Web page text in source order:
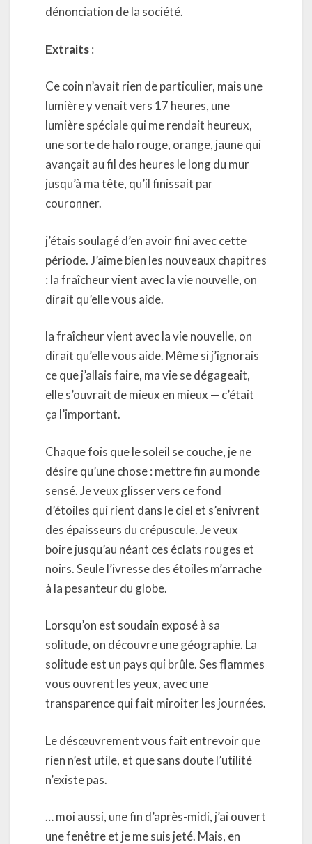
dénonciation de la société.
Extraits:
Ce coin n’avait rien de particulier, mais une
lumière y venait vers 17 heures, une
lumière spéciale qui me rendait heureux,
une sorte de halo rouge, orange, jaune qui
avançait au fil des heures le long du mur
jusqu’à ma tête, qu’il finissait par
couronner.
j’étais soulagé d’en avoir fini avec cette
période. J’aime bien les nouveaux chapitres
: la fraîcheur vient avec la vie nouvelle, on
dirait qu’elle vous aide.
la fraîcheur vient avec la vie nouvelle, on
dirait qu’elle vous aide. Même si j’ignorais
ce que j’allais faire, ma vie se dégageait,
elle s’ouvrait de mieux en mieux — c’était
ça l’important.
Chaque fois que le soleil se couche, je ne
désire qu’une chose : mettre fin au monde
sensé. Je veux glisser vers ce fond
d’étoiles qui rient dans le ciel et s’enivrent
des épaisseurs du crépuscule. Je veux
boire jusqu’au néant ces éclats rouges et
noirs. Seule l’ivresse des étoiles m’arrache
à la pesanteur du globe.
Lorsqu’on est soudain exposé à sa
solitude, on découvre une géographie. La
solitude est un pays qui brûle. Ses flammes
vous ouvrent les yeux, avec une
transparence qui fait miroiter les journées.
Le désœuvrement vous fait entrevoir que
rien n’est utile, et que sans doute l’utilité
n’existe pas.
… moi aussi, une fin d’après-midi, j’ai ouvert
une fenêtre et je me suis jeté. Mais, en